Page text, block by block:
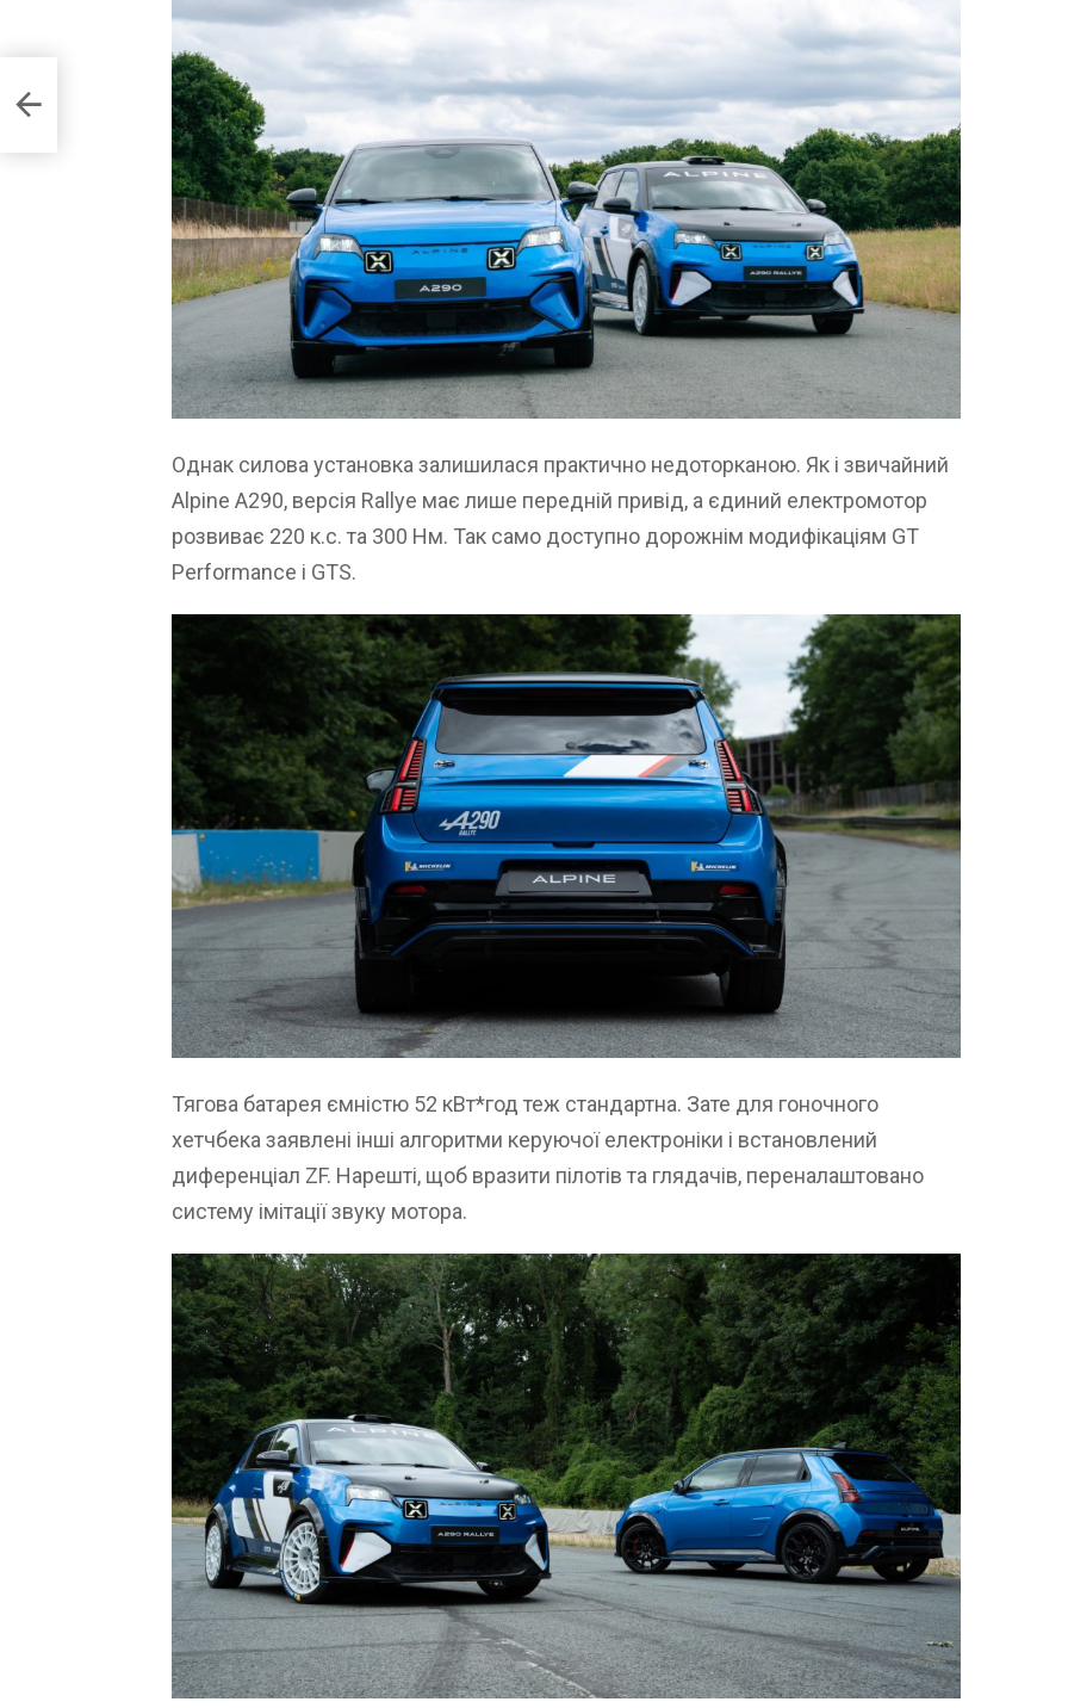
Однак силова установка залишилася практично недоторканою. Як і звичайний
Alpine A290, версія Rallye має лише передній привід, а єдиний електромотор
розвиває 220 к.с. та 300 Нм. Так само доступно дорожнім модифікаціям GT
Performance і GTS.
Тягова батарея ємністю 52 кВт*год теж стандартна. Зате для гоночного
хетчбека заявлені інші алгоритми керуючої електроніки і встановлений
диференціал ZF. Нарешті, щоб вразити пілотів та глядачів, переналаштовано
систему імітації звуку мотора.